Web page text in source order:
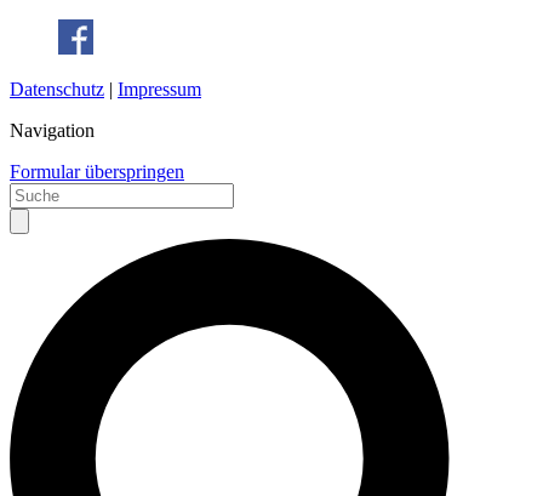
Datenschutz | Impressum
Navigation
Formular überspringen